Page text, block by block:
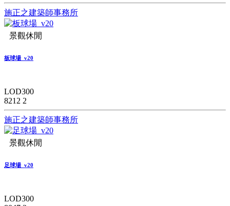
施正之建築師事務所
景觀休閒
板球場_v20
LOD300
8212 2
施正之建築師事務所
景觀休閒
足球場_v20
LOD300